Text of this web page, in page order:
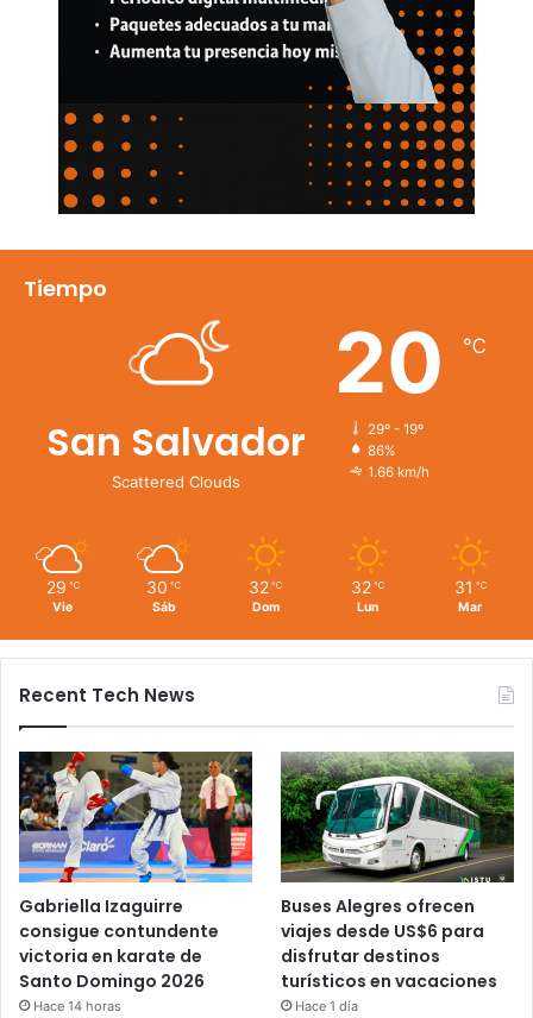
Tiempo
San Salvador
Scattered Clouds
20 ℃
29º - 19º
86%
1.66 km/h
29 ℃
Vie
30 ℃
Sáb
32 ℃
Dom
32 ℃
Lun
31 ℃
Mar
Recent Tech News
Gabriella Izaguirre
consigue contundente
victoria en karate de
Santo Domingo 2026
Hace 14 horas
Buses Alegres ofrecen
viajes desde US$6 para
disfrutar destinos
turísticos en vacaciones
Hace 1 día